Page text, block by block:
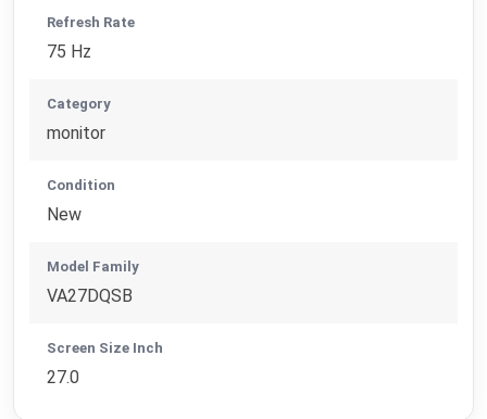
Refresh Rate
75 Hz
Category
monitor
Condition
New
Model Family
VA27DQSB
Screen Size Inch
27.0